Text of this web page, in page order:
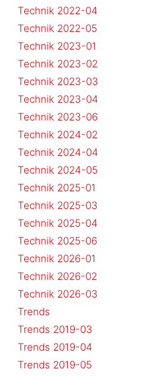
Technik 2022-04
Technik 2022-05
Technik 2023-01
Technik 2023-02
Technik 2023-03
Technik 2023-04
Technik 2023-06
Technik 2024-02
Technik 2024-04
Technik 2024-05
Technik 2025-01
Technik 2025-03
Technik 2025-04
Technik 2025-06
Technik 2026-01
Technik 2026-02
Technik 2026-03
Trends
Trends 2019-03
Trends 2019-04
Trends 2019-05